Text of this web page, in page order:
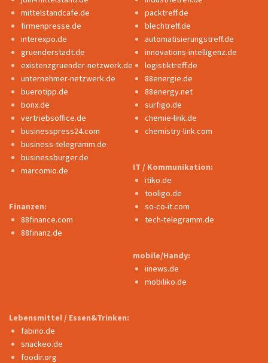
mittelstandcafe.de
firmenpresse.de
interexpo.de
gruenderstadt.de
existenzgruender-netzwerk.de
unternehmer-netzwerk.de
buerotipp.de
bonx.de
vertriebsoffice.de
businesspress24.com
business-telegramm.de
businessburger.de
marcomio.de
Finanzen:
88finance.com
88finanz.de
packtreff.de
blechtreff.de
automatisierungstreff.de
innovations-intelligenz.de
logistiktreff.de
88energie.de
88energy.net
surfigo.de
chemie-link.de
chemistry-link.com
IT / Kommunikation:
itiko.de
tooligo.de
so-co-it.com
tech-telegramm.de
mobile/Handy:
iinews.de
mobiliko.de
Lebensmittel / Essen&Trinken:
fabino.de
snackeo.de
foodir.org